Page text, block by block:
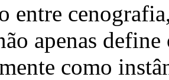
entre
apenas
como